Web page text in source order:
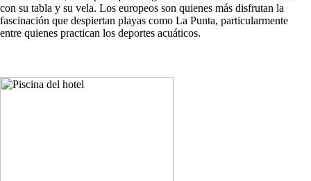
con su tabla y su vela. Los europeos son quienes más disfrutan la
fascinación que despiertan playas como La Punta, particularmente
entre quienes practican los deportes acuáticos.